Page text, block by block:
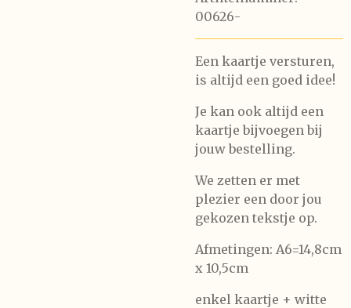
00626-
Een kaartje versturen,
is altijd een goed idee!
Je kan ook altijd een
kaartje bijvoegen bij
jouw bestelling.
We zetten er met
plezier een door jou
gekozen tekstje op.
Afmetingen: A6=14,8cm
x 10,5cm
enkel kaartje + witte